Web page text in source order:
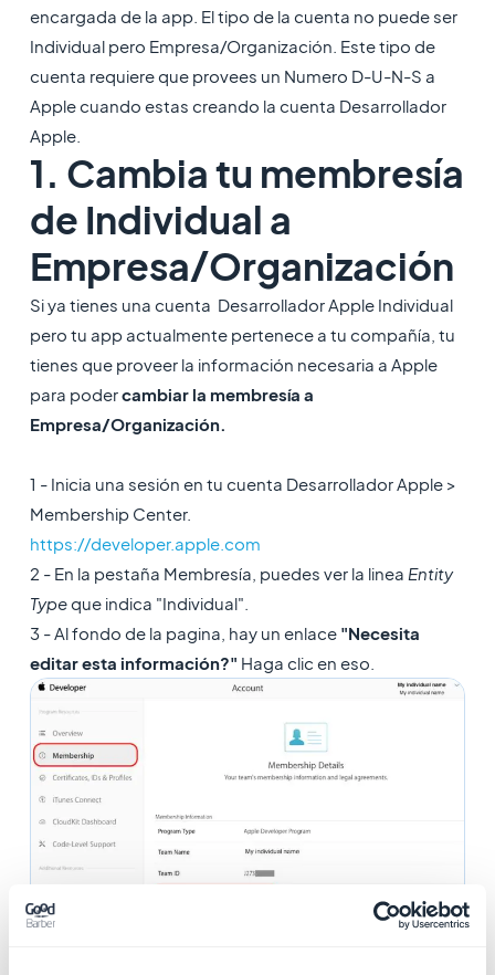
encargada de la app. El tipo de la cuenta no puede ser
Individual pero Empresa/Organización. Este tipo de
cuenta requiere que provees un Numero D-U-N-S a
Apple cuando estas creando la cuenta Desarrollador
Apple.
1. Cambia tu membresía
de Individual a
Empresa/Organización
Si ya tienes una cuenta Desarrollador Apple Individual
pero tu app actualmente pertenece a tu compañía, tu
tienes que proveer la información necesaria a Apple
para podercambiar la membresía a
Empresa/Organización.
1 - Inicia una sesión en tu cuenta Desarrollador Apple >
Membership Center.
https://developer.apple.com
2 - En la pestaña Membresía, puedes ver la linea Entity
Typeque indica "Individual".
3 - Al fondo de la pagina, hay un enlace "Necesita
editar esta información?" Haga clic en eso.